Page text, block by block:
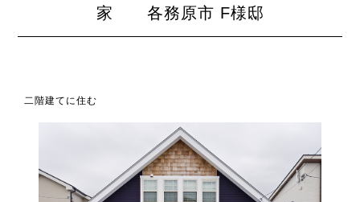
家 各務原市 F様邸
二階建てに住む